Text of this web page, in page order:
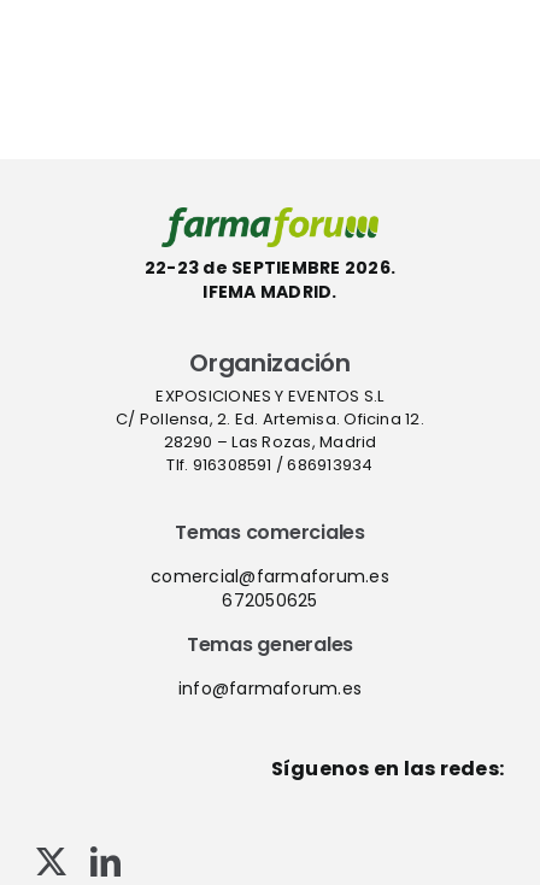
22-23 de SEPTIEMBRE 2026.
IFEMA MADRID.
Organización
EXPOSICIONES Y EVENTOS S.L
C/ Pollensa, 2. Ed. Artemisa. Oficina 12.
28290 – Las Rozas, Madrid
Tlf. 916308591 / 686913934
Temas comerciales
comercial@farmaforum.es
672050625
Temas generales
info@farmaforum.es
Síguenos en las redes: